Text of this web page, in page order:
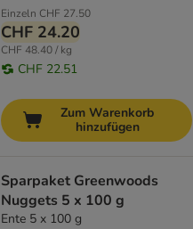
Einzeln CHF 27.50
CHF 24.20
CHF 48.40 / kg
CHF 22.51
Zum Warenkorb
hinzufügen
Sparpaket Greenwoods
Nuggets 5 x 100 g
Ente 5 x 100 g